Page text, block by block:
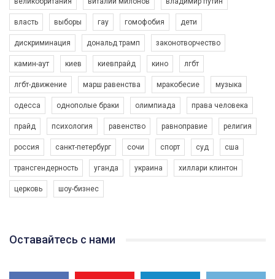
День борьбы с гомофобией и трансфобией 2018
5/17/2018
В преддверии Международного дня борьбы с гомофобией и
трансфобией ребята и девушки из Кривого Рога провели
социальный эксперимент, сравнив реакцию на
представительницу ЛГБТ-комьюнити в двух странах, в
Германии (Мюнхен) и в Украине (Кривой Рог).
Автор видео - Queer-студия.
3K Просмотров • 79 Нравится • 6 Комментариев
власть выборы гау гомофобия дети
дискриминация дональд трамп законотворчество
камин-аут киев киевпрайд кино лгбт
лгбт-движение марш равенства мракобесие музыка
одесса однополые браки олимпиада права человека
прайд психология равенство равноправие религия
россия санкт-петербург сочи спорт суд сша
трансгендерность уганда украина хиллари клинтон
церковь шоу-бизнес
Оставайтесь с нами